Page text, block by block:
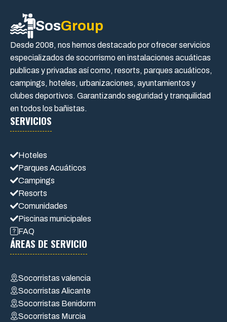
SosGroup
Desde 2008, nos hemos destacado por ofrecer servicios
especializados de socorrismo en instalaciones acuáticas
publicas y privadas así como, resorts, parques acuáticos,
campings, hoteles, urbanizaciones, ayuntamientos y
clubes deportivos. Garantizando seguridad y tranquilidad
en todos los bañistas.
SERVICIOS
Hoteles
Parques Acuáticos
Campings
Resorts
Comunidades
Piscinas municipales
FAQ
ÁREAS DE SERVICIO
Socorristas valencia
Socorristas Alicante
Socorristas Benidorm
Socorristas Murcia